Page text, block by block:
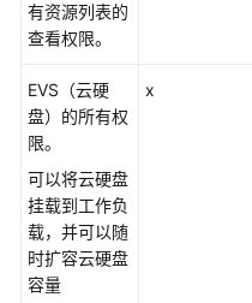
有资源列表的
查看权限。
EVS（云硬
盘）的所有权
限。
可以将云硬盘
挂载到工作负
载，并可以随
时扩容云硬盘
容量
x